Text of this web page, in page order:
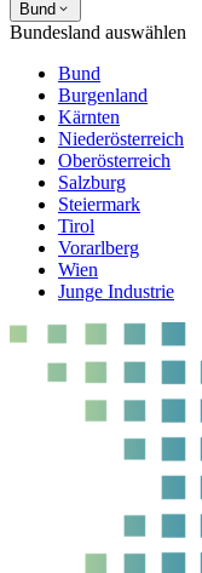
Bund
Bundesland auswählen
Bund
Burgenland
Kärnten
Niederösterreich
Oberösterreich
Salzburg
Steiermark
Tirol
Vorarlberg
Wien
Junge Industrie